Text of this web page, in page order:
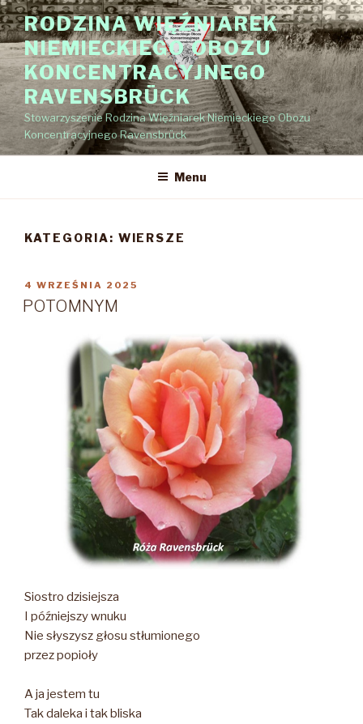
Przejdź
do
treści
RODZINA WIĘŹNIAREK
NIEMIECKIEGO OBOZU
KONCENTRACYJNEGO
RAVENSBRÜCK
Stowarzyszenie Rodzina Więźniarek Niemieckiego Obozu
Koncentracyjnego Ravensbrück
Menu
KATEGORIA: WIERSZE
OPUBLIKOWANE
W
4 WRZEŚNIA 2025
POTOMNYM
Siostro dzisiejsza
I późniejszy wnuku
Nie słyszysz głosu stłumionego
przez popioły
A ja jestem tu
Tak daleka i tak bliska